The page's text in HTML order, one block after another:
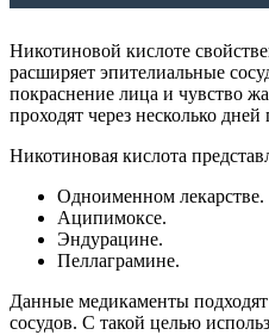
Никотиновой кислоте
расширяет эпителиальные
покраснение лица и чувство
проходят через несколько дней
Никотиновая кислота
Одноименном лекарстве.
Аципимоксе.
Эндурацине.
Пеллаграмине.
Данные медикаменты
сосудов. С такой целью